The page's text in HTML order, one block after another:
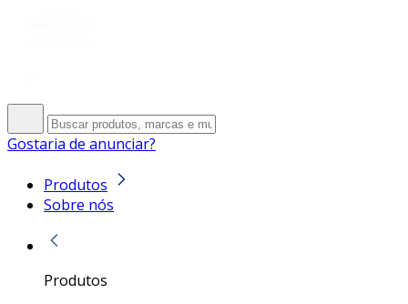
Gostaria de anunciar?
Produtos
Sobre nós
Produtos